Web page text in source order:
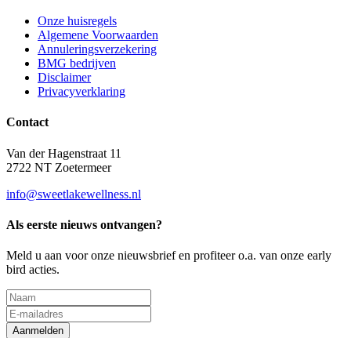
Onze huisregels
Algemene Voorwaarden
Annuleringsverzekering
BMG bedrijven
Disclaimer
Privacyverklaring
Contact
Van der Hagenstraat 11
2722 NT Zoetermeer
info@sweetlakewellness.nl
Als eerste nieuws ontvangen?
Meld u aan voor onze nieuwsbrief en profiteer o.a. van onze early
bird acties.
Aanmelden